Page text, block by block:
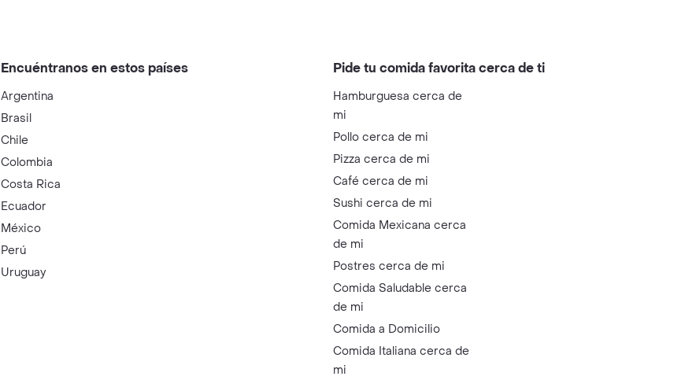
Encuéntranos en estos países
Argentina
Brasil
Chile
Colombia
Costa Rica
Ecuador
México
Perú
Uruguay
Pide tu comida favorita cerca de ti
Hamburguesa cerca de
mi
Pollo cerca de mi
Pizza cerca de mi
Café cerca de mi
Sushi cerca de mi
Comida Mexicana cerca
de mi
Postres cerca de mi
Comida Saludable cerca
de mi
Comida a Domicilio
Comida Italiana cerca de
mi